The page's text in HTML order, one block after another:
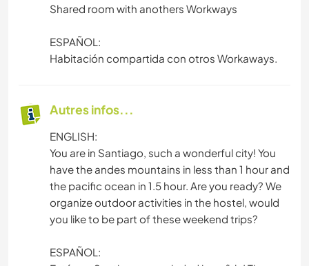
Shared room with anothers Workways
ESPAÑOL:
Habitación compartida con otros Workaways.
Autres infos...
ENGLISH:
You are in Santiago, such a wonderful city! You
have the andes mountains in less than 1 hour and
the pacific ocean in 1.5 hour. Are you ready? We
organize outdoor activities in the hostel, would
you like to be part of these weekend trips?
ESPAÑOL: